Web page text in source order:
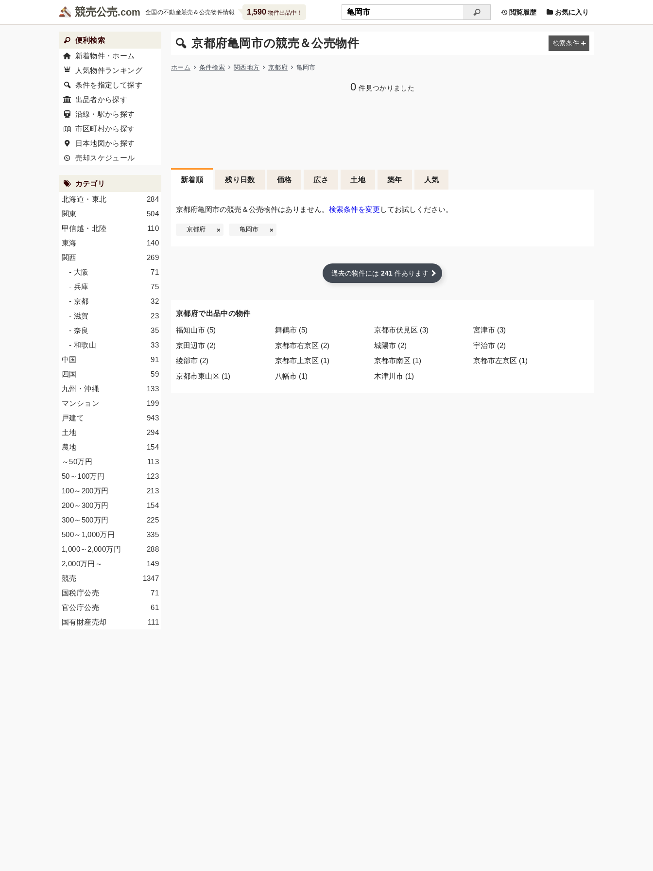
競売公売 全国の不動産競売＆公売物件情報 1,590物件出品中！ 閲覧履歴 お気に入り
京都府亀岡市の競売＆公売物件
ホーム 条件検索 関西地方 京都府 亀岡市
0 件見つかりました
新着順 残り日数 価格 広さ 土地 築年 人気
京都府亀岡市の競売＆公売物件はありません。 検索条件を変更 してお試しください。
京都府 亀岡市
過去の物件には 241 件あります
京都府で出品中の物件
福知山市 (5) 舞鶴市 (5) 京都市伏見区 (3)
宮津市 (3)
京田辺市 (2)
京都市右京区 (2) 城陽市 (2)
宇治市 (2)
綾部市 (2)
京都市上京区 (1) 京都市南区 (1)
京都市左京区 (1)
京都市東山区 (1)
八幡市 (1) 木津川市 (1)
便利検索
新着物件・ホーム
人気物件ランキング
条件を指定して探す
出品者から探す
沿線・駅から探す
市区町村から探す
日本地図から探す
売却スケジュール
カテゴリ
284
北海道・東北
504
関東
110
甲信越・北陸
140
東海
269
関西
71
- 大阪
75
- 兵庫
32
- 京都
23
- 滋賀
35
- 奈良
33
- 和歌山
91
中国
59
四国
133
九州・沖縄
199
マンション
943
戸建て
294
土地
154
農地
113
～50万円
123
50～100万円
213
100～200万円
154
200～300万円
225
300～500万円
335
500～1,000万円
288
1,000～2,000万円
149
2,000万円 ～
1347
競売
71
国税庁公売
61
官公庁公売
111
国有財産売却